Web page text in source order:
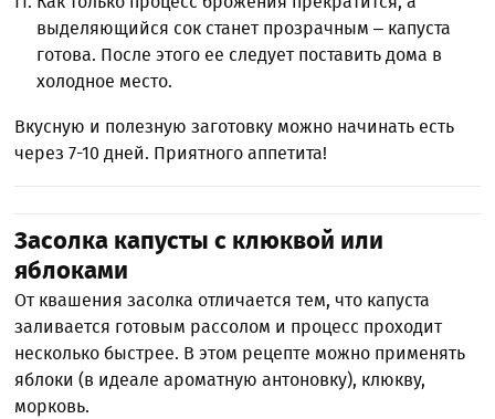
выделяющийся сок станет прозрачным – капуста
готова. После этого ее следует поставить дома в
холодное место.
Вкусную и полезную заготовку можно начинать есть
через 7-10 дней. Приятного аппетита!
Засолка капусты с клюквой или
яблоками
От квашения засолка отличается тем, что капуста
заливается готовым рассолом и процесс проходит
несколько быстрее. В этом рецепте можно применять
яблоки (в идеале ароматную антоновку), клюкву,
морковь.